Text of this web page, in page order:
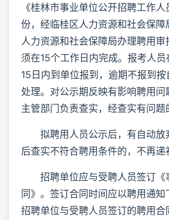
《桂林市事业单位公开招聘工作
份，经临桂区人力资源和社会保
人力资源和社会保障局办理聘用
须在15个工作日内完成。报考人
15日内到单位报到，逾期不报到
处理。对公示期反映有影响聘用问
主管部门负责查实，经查实有问题
拟聘用人员公示后，有自动放
后查实不符合聘用条件的，不再递
招聘单位应与受聘人员签订《
同》。签订合同时间应以聘用通知
招聘单位与受聘人员签订的聘用